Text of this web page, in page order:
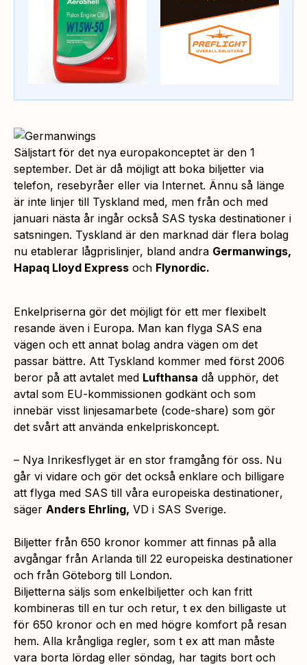
Säljstart för det nya europakonceptet är den 1
september. Det är då möjligt att boka biljetter via
telefon, resebyråer eller via Internet. Ännu så länge
är inte linjer till Tyskland med, men från och med
januari nästa år ingår också SAS tyska destinationer i
satsningen. Tyskland är den marknad där flera bolag
nu etablerar lågprislinjer, bland andra Germanwings,
Hapaq Lloyd Express och Flynordic.
Enkelpriserna gör det möjligt för ett mer flexibelt
resande även i Europa. Man kan flyga SAS ena
vägen och ett annat bolag andra vägen om det
passar bättre. Att Tyskland kommer med först 2006
beror på att avtalet med Lufthansa då upphör, det
avtal som EU-kommissionen godkänt och som
innebär visst linjesamarbete (code-share) som gör
det svårt att använda enkelpriskoncept.
– Nya Inrikesflyget är en stor framgång för oss. Nu
går vi vidare och gör det också enklare och billigare
att flyga med SAS till våra europeiska destinationer,
säger Anders Ehrling, VD i SAS Sverige.
Biljetter från 650 kronor kommer att finnas på alla
avgångar från Arlanda till 22 europeiska destinationer
och från Göteborg till London.
Biljetterna säljs som enkelbiljetter och kan fritt
kombineras till en tur och retur, t ex den billigaste ut
för 650 kronor och en med högre komfort på resan
hem. Alla krångliga regler, som t ex att man måste
vara borta lördag eller söndag, har tagits bort och